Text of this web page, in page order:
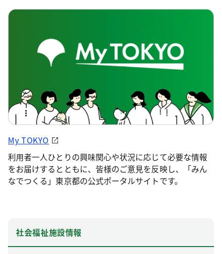
My TOKYO
利用者一人ひとりの興味関心や状況に応じて必要な情報
をお届けするとともに、皆様のご意見を反映し、「みん
なでつくる」東京都の公式ポータルサイトです。
社会福祉施設情報